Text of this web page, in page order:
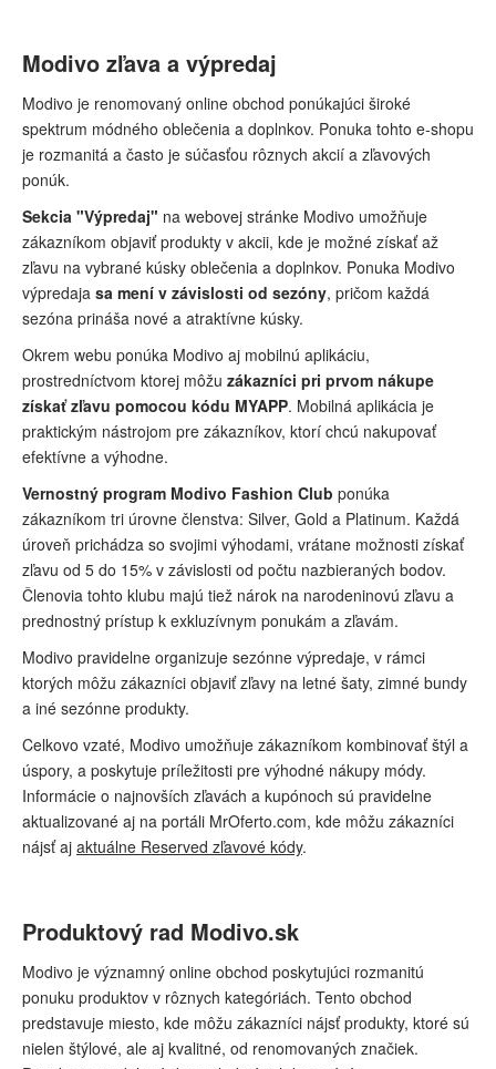
Modivo zľava a výpredaj
Modivo je renomovaný online obchod ponúkajúci široké
spektrum módného oblečenia a doplnkov. Ponuka tohto e-shopu
je rozmanitá a často je súčasťou rôznych akcií a zľavových
ponúk.
Sekcia "Výpredaj" na webovej stránke Modivo umožňuje
zákazníkom objaviť produkty v akcii, kde je možné získať až
zľavu na vybrané kúsky oblečenia a doplnkov. Ponuka Modivo
výpredaja sa mení v závislosti od sezóny, pričom každá
sezóna prináša nové a atraktívne kúsky.
Okrem webu ponúka Modivo aj mobilnú aplikáciu,
prostredníctvom ktorej môžu zákazníci pri prvom nákupe
získať zľavu pomocou kódu MYAPP. Mobilná aplikácia je
praktickým nástrojom pre zákazníkov, ktorí chcú nakupovať
efektívne a výhodne.
Vernostný program Modivo Fashion Club ponúka
zákazníkom tri úrovne členstva: Silver, Gold a Platinum. Každá
úroveň prichádza so svojimi výhodami, vrátane možnosti získať
zľavu od 5 do 15% v závislosti od počtu nazbieraných bodov.
Členovia tohto klubu majú tiež nárok na narodeninovú zľavu a
prednostný prístup k exkluzívnym ponukám a zľavám.
Modivo pravidelne organizuje sezónne výpredaje, v rámci
ktorých môžu zákazníci objaviť zľavy na letné šaty, zimné bundy
a iné sezónne produkty.
Celkovo vzaté, Modivo umožňuje zákazníkom kombinovať štýl a
úspory, a poskytuje príležitosti pre výhodné nákupy módy.
Informácie o najnovších zľavách a kupónoch sú pravidelne
aktualizované aj na portáli MrOferto.com, kde môžu zákazníci
nájsť aj aktuálne Reserved zľavové kódy.
Produktový rad Modivo.sk
Modivo je významný online obchod poskytujúci rozmanitú
ponuku produktov v rôznych kategóriách. Tento obchod
predstavuje miesto, kde môžu zákazníci nájsť produkty, ktoré sú
nielen štýlové, ale aj kvalitné, od renomovaných značiek.